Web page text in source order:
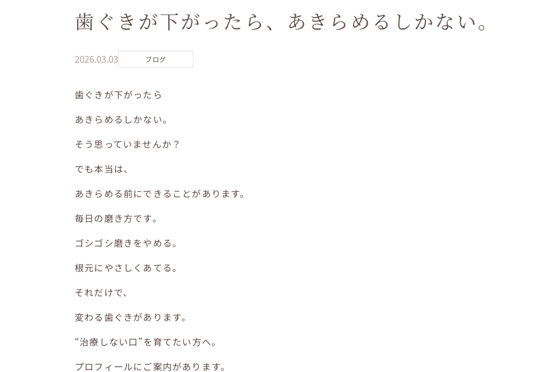
歯ぐきが下がったら、あきらめるしかない。
2026.03.03 ブログ
歯ぐきが下がったら
あきらめるしかない。
そう思っていませんか？
でも本当は、
あきらめる前にできることがあります。
毎日の磨き方です。
ゴシゴシ磨きをやめる。
根元にやさしくあてる。
それだけで、
変わる歯ぐきがあります。
“治療しない口”を育てたい方へ。
プロフィールにご案内があります。